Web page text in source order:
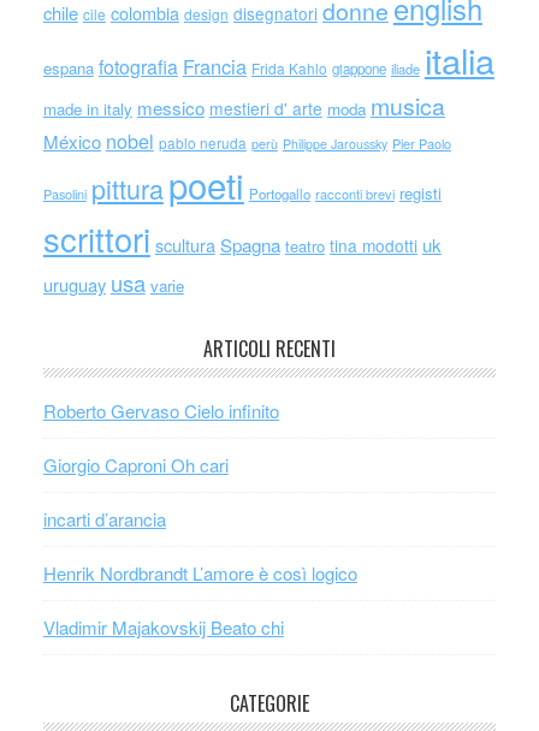
chile cile colombia design disegnatori donne english
espana fotografia Francia Frida Kahlo giappone iliade italia
made in italy messico mestieri d' arte moda musica
México nobel pablo neruda perù Philippe Jaroussky Pier Paolo
Pasolini pitturapoeti Portogallo racconti brevi registi
scrittori scultura Spagna teatro tina modotti uk
uruguay usa varie
ARTICOLI RECENTI
Roberto Gervaso Cielo infinito
Giorgio Caproni Oh cari
incarti d’arancia
Henrik Nordbrandt L’amore è così logico
Vladimir Majakovskij Beato chi
CATEGORIE